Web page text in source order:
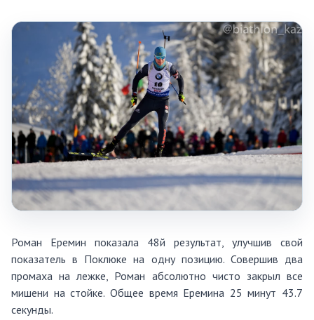
Роман Еремин показала 48й результат, улучшив свой
показатель в Поклюке на одну позицию. Совершив два
промаха на лежке, Роман абсолютно чисто закрыл все
мишени на стойке. Общее время Еремина 25 минут 43.7
секунды.